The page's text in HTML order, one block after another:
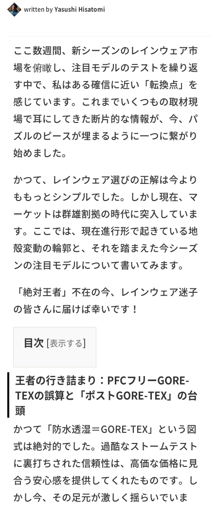
written byYasushi Hisatomi
ここ数週間、新シーズンのレインウェア市
場を俯瞰し、注目モデルのテストを繰り返
す中で、私はある確信に近い「転換点」を
感じています。これまでいくつもの取材現
場で耳にしてきた断片的な情報が、今、パ
ズルのピースが埋まるように一つに繋がり
始めました。
かつて、レインウェア選びの正解は今より
ももっとシンプルでした。しかし現在、マ
ーケットは群雄割拠の時代に突入していま
す。ここでは、現在進行形で起きている地
殻変動の輪郭と、それを踏まえた今シーズ
ンの注目モデルについて書いてみます。
「絶対王者」不在の今、レインウェア迷子
の皆さんに届けば幸いです！
目次 [表示する]
王者の行き詰まり：PFCフリーGORE-
TEXの誤算と「ポストGORE-TEX」の台
頭
かつて「防水透湿＝GORE-TEX」という図
式は絶対的でした。過酷なストームテスト
に裏打ちされた信頼性は、高価な価格に見
合う安心感を提供してくれたものです。し
かし今、その足元が激しく揺らいでいま